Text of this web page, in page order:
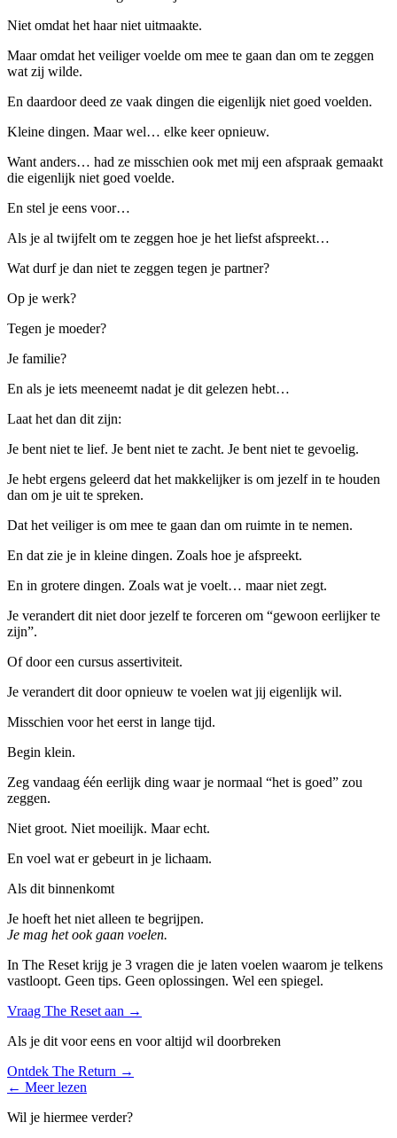
Niet omdat het haar niet uitmaakte.
Maar omdat het veiliger voelde om mee te gaan dan om te zeggen
wat zij wilde.
En daardoor deed ze vaak dingen die eigenlijk niet goed voelden.
Kleine dingen. Maar wel… elke keer opnieuw.
Want anders… had ze misschien ook met mij een afspraak gemaakt
die eigenlijk niet goed voelde.
En stel je eens voor…
Als je al twijfelt om te zeggen hoe je het liefst afspreekt…
Wat durf je dan niet te zeggen tegen je partner?
Op je werk?
Tegen je moeder?
Je familie?
En als je iets meeneemt nadat je dit gelezen hebt…
Laat het dan dit zijn:
Je bent niet te lief. Je bent niet te zacht. Je bent niet te gevoelig.
Je hebt ergens geleerd dat het makkelijker is om jezelf in te houden
dan om je uit te spreken.
Dat het veiliger is om mee te gaan dan om ruimte in te nemen.
En dat zie je in kleine dingen. Zoals hoe je afspreekt.
En in grotere dingen. Zoals wat je voelt… maar niet zegt.
Je verandert dit niet door jezelf te forceren om “gewoon eerlijker te
zijn”.
Of door een cursus assertiviteit.
Je verandert dit door opnieuw te voelen wat jij eigenlijk wil.
Misschien voor het eerst in lange tijd.
Begin klein.
Zeg vandaag één eerlijk ding waar je normaal “het is goed” zou
zeggen.
Niet groot. Niet moeilijk. Maar echt.
En voel wat er gebeurt in je lichaam.
Als dit binnenkomt
Je hoeft het niet alleen te begrijpen.
Je mag het ook gaan voelen.
In The Reset krijg je 3 vragen die je laten voelen waarom je telkens
vastloopt. Geen tips. Geen oplossingen. Wel een spiegel.
Vraag The Reset aan →
Als je dit voor eens en voor altijd wil doorbreken
Ontdek The Return →
← Meer lezen
Wil je hiermee verder?